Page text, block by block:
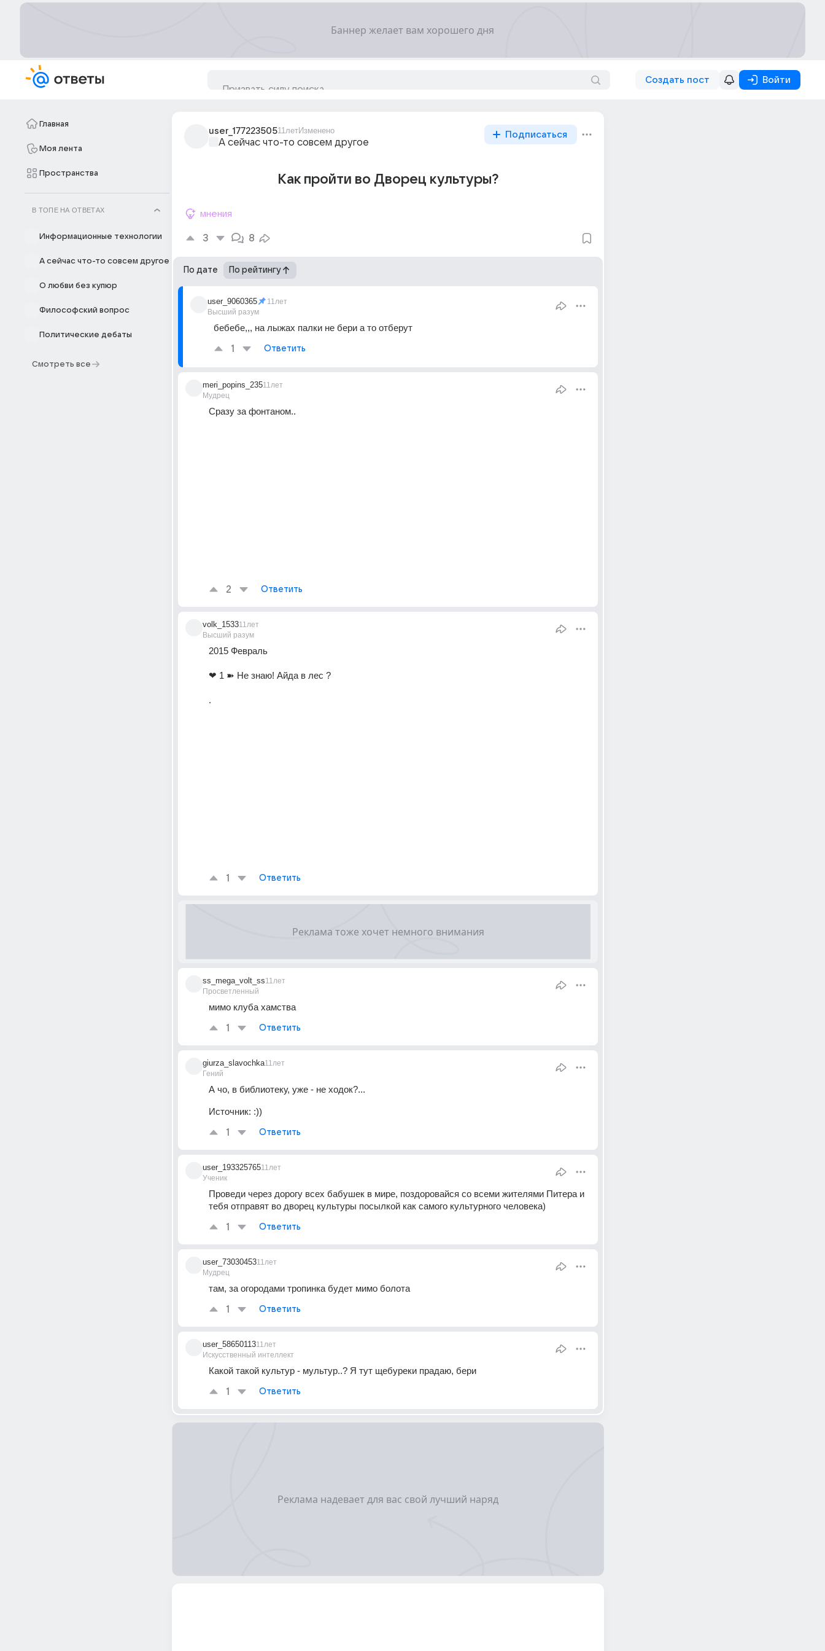
Создать пост Войти
Главная
Моя лента
Пространства
В ТОПЕ НА ОТВЕТАХ
Информационные технологии
А сейчас что-то совсем другое
О любви без купюр
Философский вопрос
Политические дебаты
Смотреть все
user_17722350511летИзменено
А сейчас что-то совсем другое
Подписаться
Как пройти во Дворец культуры?
мнения
3 8
По дате По рейтингу
user_9060365
Высший разум
11лет
бебебе,,, на лыжах палки не бери а то отберут
1 Ответить
meri_popins_235
Мудрец
11лет
Сразу за фонтаном..
2 Ответить
volk_1533
Высший разум
11лет
2015 Февраль
❤ 1 ➽ Не знаю! Айда в лес ?
.
1 Ответить
ss_mega_volt_ss
Просветленный
11лет
мимо клуба хамства
1 Ответить
giurza_slavochka
Гений
11лет
А чо, в библиотеку, уже - не ходок?...
Источник: :))
1 Ответить
user_193325765
Ученик
11лет
Проведи через дорогу всех бабушек в мире, поздоровайся со всеми жителями Питера и
тебя отправят во дворец культуры посылкой как самого культурного человека)
1 Ответить
user_73030453
Мудрец
11лет
там, за огородами тропинка будет мимо болота
1 Ответить
user_58650113
Искусственный интеллект
11лет
Какой такой культур - мультур..? Я тут щебуреки прадаю, бери
1 Ответить